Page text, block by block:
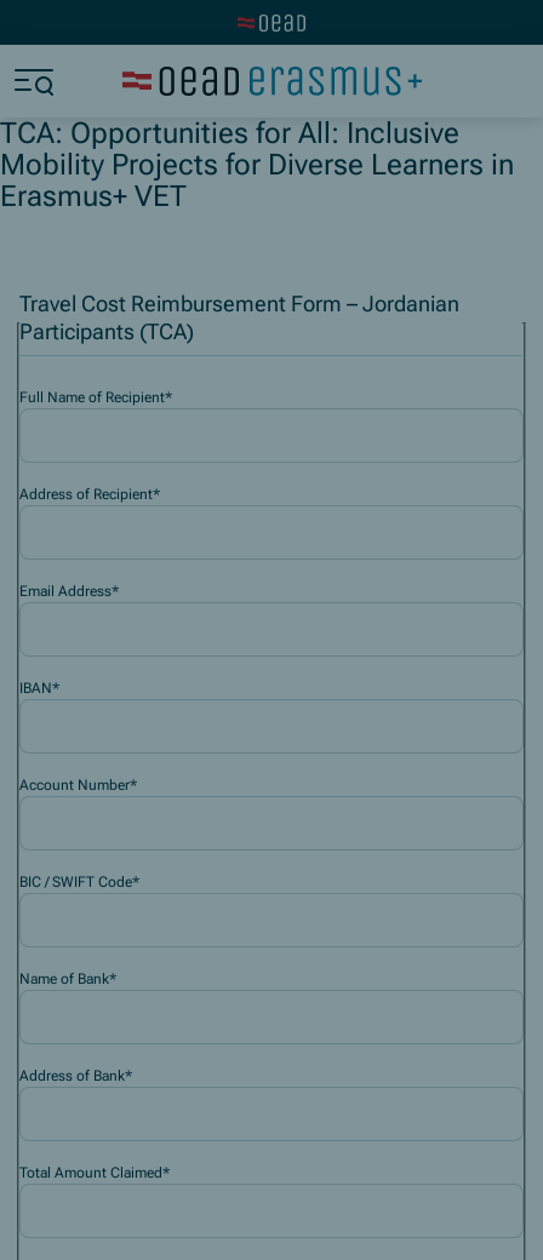
Zum Ende der Navigation springen
Zum Beginn der Navigation springen
TCA: Opportunities for All: Inclusive
Mobility Projects for Diverse Learners in
Erasmus+ VET
Travel Cost Reimbursement Form – Jordanian
Participants (TCA)
Full Name of Recipient*
Address of Recipient*
Email Address*
IBAN*
Account Number*
BIC / SWIFT Code*
Name of Bank*
Address of Bank*
Total Amount Claimed*